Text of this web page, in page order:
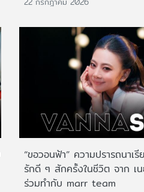
“ขอวอนฟ้า” ความปรารถนาเ
รักดี ๆ สักครั้งในชีวิต จาก เ
ร่วมทำกับ marr team